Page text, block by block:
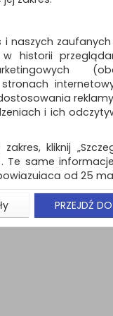
i naszych
historii
i ich
kliknij
Te same
od 25
naszej
na
PRZEJDŹ